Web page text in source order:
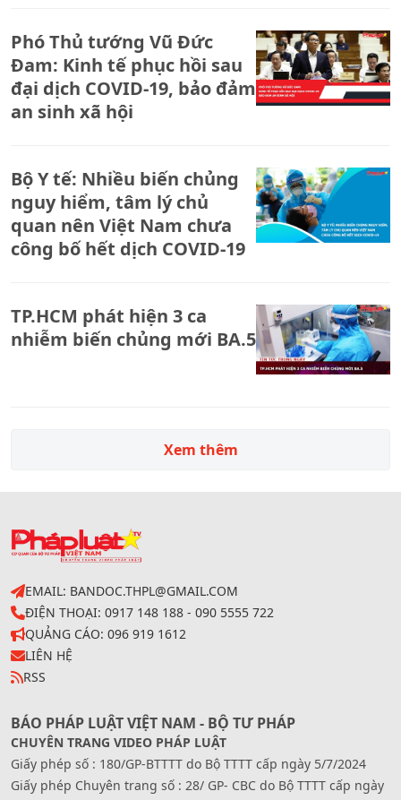
Phó Thủ tướng Vũ Đức
Đam: Kinh tế phục hồi sau
đại dịch COVID-19, bảo đảm
an sinh xã hội
Bộ Y tế: Nhiều biến chủng
nguy hiểm, tâm lý chủ
quan nên Việt Nam chưa
công bố hết dịch COVID-19
TP.HCM phát hiện 3 ca
nhiễm biến chủng mới BA.5
Xem thêm
EMAIL: BANDOC.THPL@GMAIL.COM
ĐIỆN THOẠI: 0917 148 188 - 090 5555 722
QUẢNG CÁO: 096 919 1612
LIÊN HỆ
RSS
BÁO PHÁP LUẬT VIỆT NAM - BỘ TƯ PHÁP
CHUYÊN TRANG VIDEO PHÁP LUẬT
Giấy phép số : 180/GP-BTTTT do Bộ TTTT cấp ngày 5/7/2024
Giấy phép Chuyên trang số : 28/ GP- CBC do Bộ TTTT cấp ngày